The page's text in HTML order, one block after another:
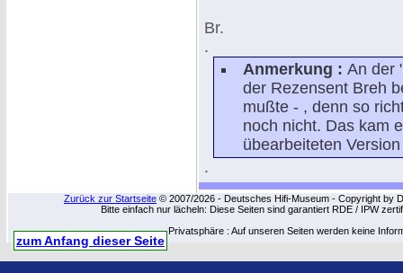
Br.
.
Anmerkung : An der
der Rezensent Breh
mußte - , denn so
noch nicht. Das kam
übearbeiteten
.
Zurück zur Startseite © 2007/2026 - Deutsches Hifi-Museum - Copyright by
Bitte einfach nur lächeln: Diese Seiten sind garantiert RDE / IPW
Privatsphäre : Auf unseren Seiten werden keine
zum Anfang dieser Seite